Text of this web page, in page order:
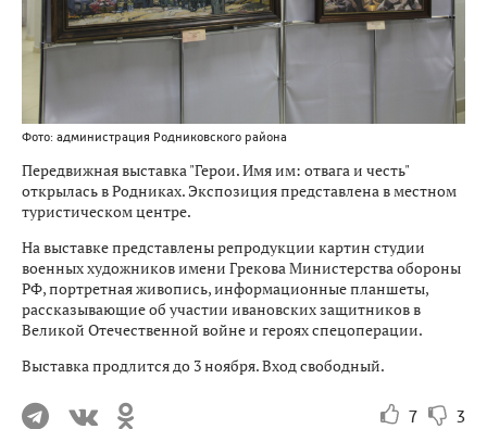
Фото: администрация Родниковского района
Передвижная выставка "Герои. Имя им: отвага и честь"
открылась в Родниках. Экспозиция представлена в местном
туристическом центре.
На выставке представлены репродукции картин студии
военных художников имени Грекова Министерства обороны
РФ, портретная живопись, информационные планшеты,
рассказывающие об участии ивановских защитников в
Великой Отечественной войне и героях спецоперации.
Выставка продлится до 3 ноября. Вход свободный.
7 3